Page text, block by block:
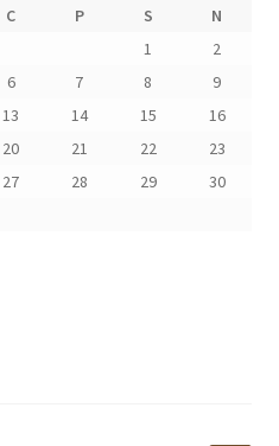
C P S
N
1
2
6 7 8
9
13 14 15
16
20 21 22
23
27 28 29
30